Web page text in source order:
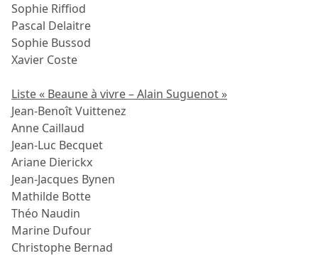
Sophie Riffiod
Pascal Delaitre
Sophie Bussod
Xavier Coste
Liste « Beaune à vivre – Alain Suguenot »
Jean-Benoît Vuittenez
Anne Caillaud
Jean-Luc Becquet
Ariane Dierickx
Jean-Jacques Bynen
Mathilde Botte
Théo Naudin
Marine Dufour
Christophe Bernad